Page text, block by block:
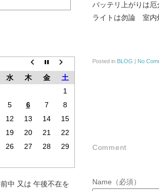
水 木 金
土
1
5 6 7
8
12 13 14
15
19 20 21
22
26 27 28
29
中 又は 午後不在を
バッテリ上がりは厄
ライトは勿論 室内
Posted in BLOG | No
Comment
Name（必須）